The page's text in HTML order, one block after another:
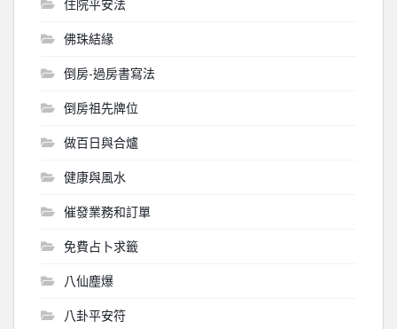
住院平安法
佛珠結緣
倒房-過房書寫法
倒房祖先牌位
做百日與合爐
健康與風水
催發業務和訂單
免費占卜求籤
八仙塵爆
八卦平安符